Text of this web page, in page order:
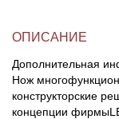
ОПИСАНИЕ
Дополнительная
Нож
конструкторские
концепции